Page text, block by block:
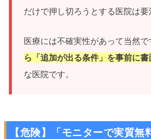
だけで押し切ろうとする医院は要
医療には不確実性があって当然で
ら「追加が出る条件」を事前に
な医院です。
【危険】「モニターで実質